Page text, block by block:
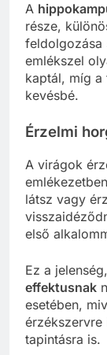
A
része,
feldolgozása
emlékszel
kaptál, míg
kevésbé.
Érzelmi
A virágok
látsz vagy
első
Ez a
effektusnak
esetében,
érzékszervre
tapintásra is.